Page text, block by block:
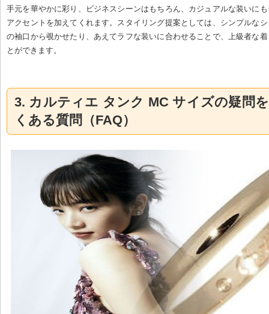
手元を華やかに彩り、ビジネスシーンはもちろん、カジュアルな装いに
アクセントを加えてくれます。スタイリング提案としては、シンプルな
の袖口から覗かせたり、あえてラフな装いに合わせることで、上級者な
とができます。
3. カルティエ タンク MC サイズの疑問
くある質問（FAQ）